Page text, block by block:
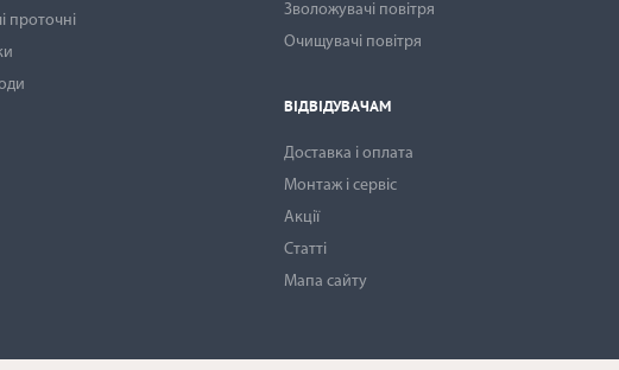
проточні
Зволожувачі повітря
Очищувачі повітря
ВІДВІДУВАЧАМ
Доставка і оплата
Монтаж і сервіс
Акції
Статті
Мапа сайту